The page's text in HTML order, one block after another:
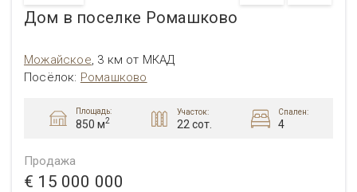
Дом в поселке Ромашково
Можайское, 3 км от МКАД
Посёлок: Ромашково
Площадь:
850 м2
Участок:
22 сот.
Спален:
4
Продажа
€ 15 000 000